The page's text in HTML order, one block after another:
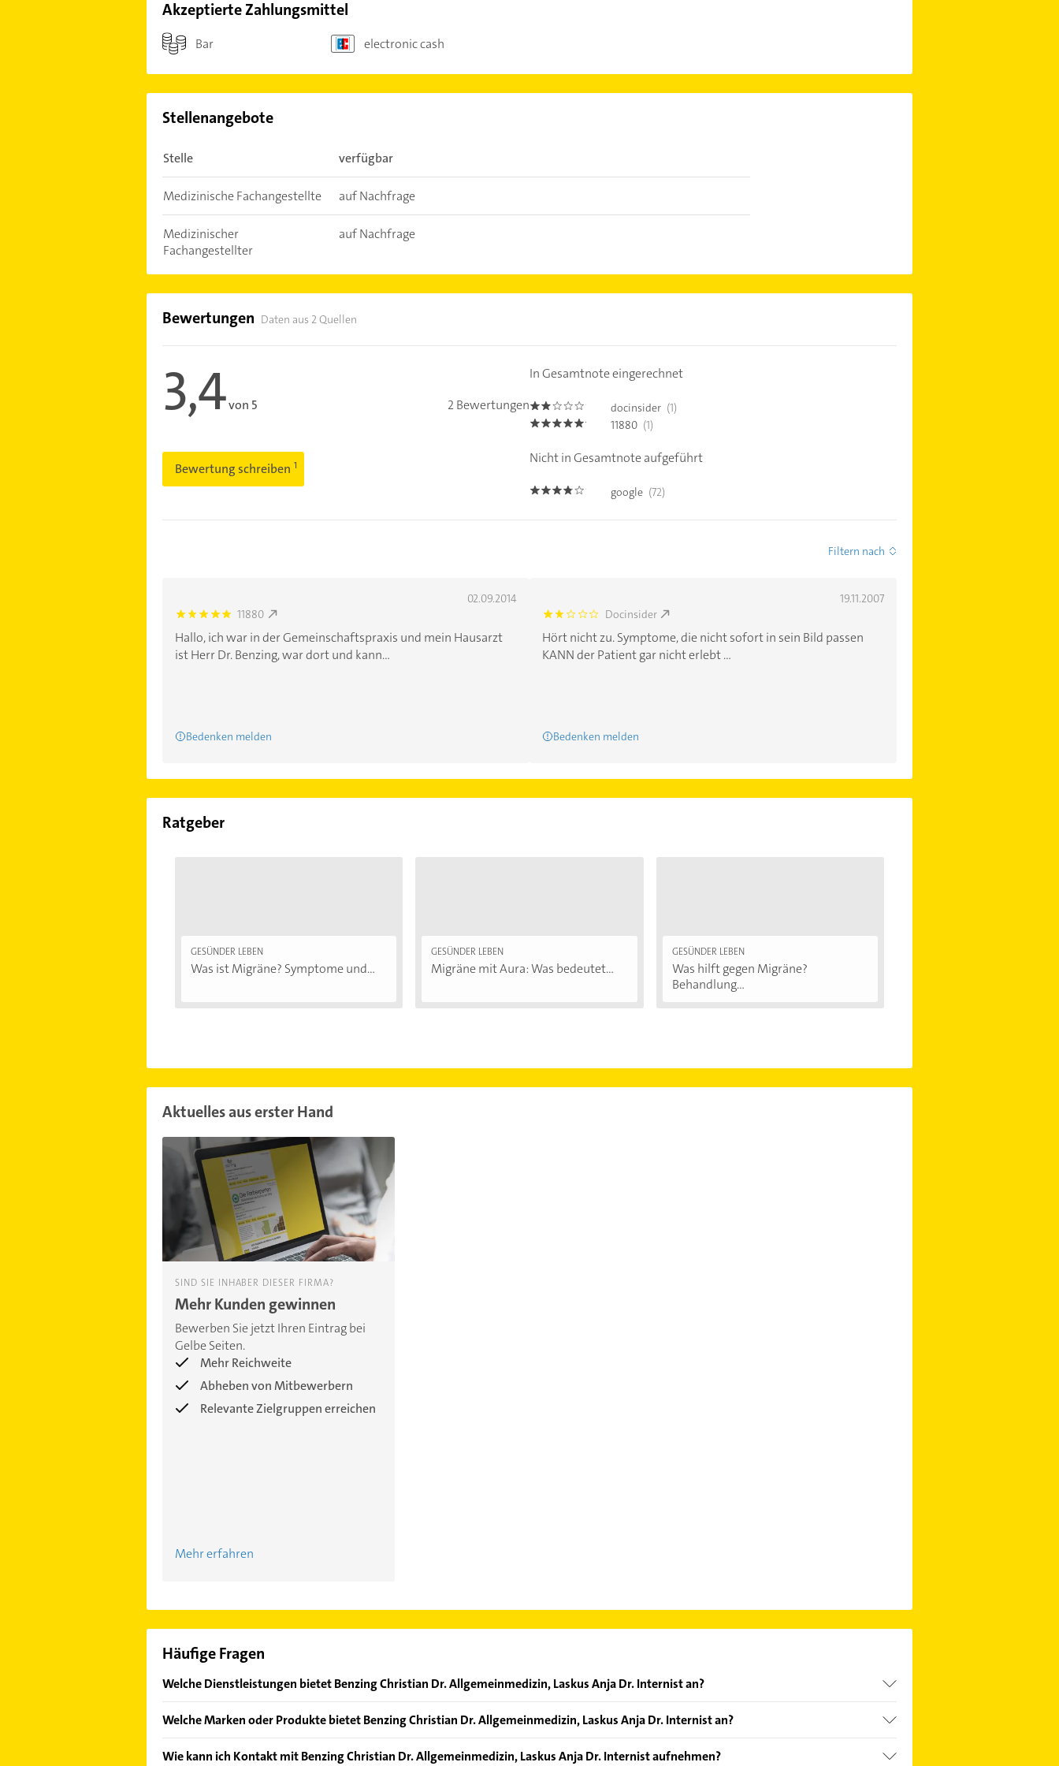
Akzeptierte Zahlungsmittel
Bar electronic cash
Stellenangebote
Stelle verfügbar
Medizinische Fachangestellte auf Nachfrage
Medizinischer
Fachangestellter
auf Nachfrage
Bewertungen Daten aus 2 Quellen
3,4von 5 2 Bewertungen
Bewertung schreiben
In Gesamtnote eingerechnet
1.8000001 docinsider (1)
5.0 11880 (1)
Nicht in Gesamtnote aufgeführt
3.7 google (72)
Filtern nach
02.09.2014
5.0 11880
Hallo, ich war in der Gemeinschaftspraxis und mein Hausarzt
ist Herr Dr. Benzing, war dort und kann...
Bedenken melden
19.11.2007
1.8000001 Docinsider
Hört nicht zu. Symptome, die nicht sofort in sein Bild passen
KANN der Patient gar nicht erlebt ...
Bedenken melden
Ratgeber
GESÜNDER LEBEN
Was ist Migräne? Symptome und...
GESÜNDER LEBEN
Migräne mit Aura: Was bedeutet...
GESÜNDER LEBEN
Was hilft gegen Migräne?
Behandlung...
Aktuelles aus erster Hand
SIND SIE INHABER DIESER FIRMA?
Mehr Kunden gewinnen
Bewerben Sie jetzt Ihren Eintrag bei
Gelbe Seiten.
Mehr Reichweite
Abheben von Mitbewerbern
Relevante Zielgruppen erreichen
Mehr erfahren
Häufige Fragen
Welche Dienstleistungen bietet Benzing Christian Dr. Allgemeinmedizin, Laskus Anja Dr. Internist an?
Welche Marken oder Produkte bietet Benzing Christian Dr. Allgemeinmedizin, Laskus Anja Dr. Internist an?
Wie kann ich Kontakt mit Benzing Christian Dr. Allgemeinmedizin, Laskus Anja Dr. Internist aufnehmen?